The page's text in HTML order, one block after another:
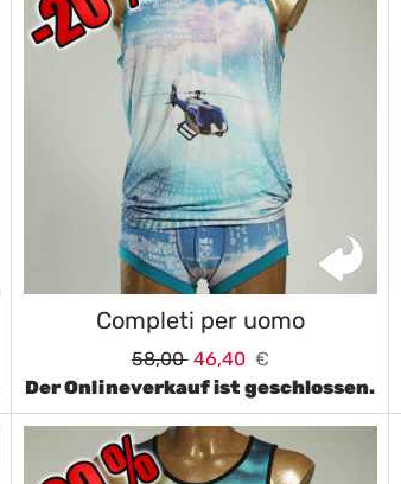
Completi per uomo
58,00 46,40 €
Der Onlineverkauf ist geschlossen.